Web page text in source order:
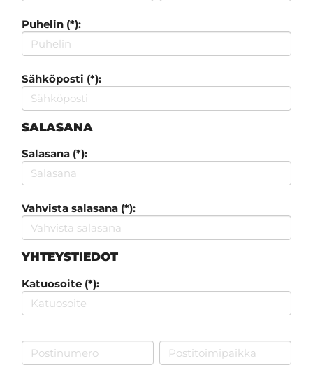
Puhelin (*):
Sähköposti (*):
SALASANA
Salasana (*):
Vahvista salasana (*):
YHTEYSTIEDOT
Katuosoite (*):